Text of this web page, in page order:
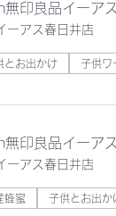
無印良品イーア
ーアス春日井店
とお出かけ 子供ワ
無印良品イーア
ーアス春日井店
蜂蜜 子供とお出か